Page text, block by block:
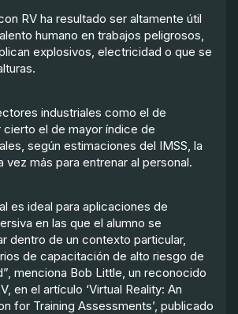
RV ha resultado ser altamente útil
humano en trabajos peligrosos,
explosivos, electricidad o que se
industriales como el de
cierto el de mayor índice de
según estimaciones del IMSS, la
vez más para entrenar al personal.
es ideal para aplicaciones de
en las que el alumno se
dentro de un contexto particular,
de capacitación de alto riesgo de
menciona Bob Little, un reconocido
en el artículo ‘Virtual Reality: An
for Training Assessments’, publicado